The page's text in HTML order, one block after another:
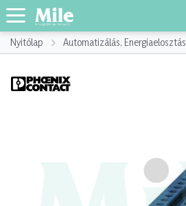
Nyitólap Automatizálás, Energiaelosztás